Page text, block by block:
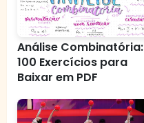
Análise Combinatória:
100 Exercícios para
Baixar em PDF